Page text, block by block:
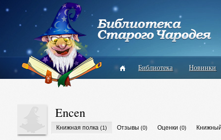
Библиотека Новинки
Encen
Книжная полка (1) Отзывы (0) Оценки (0)